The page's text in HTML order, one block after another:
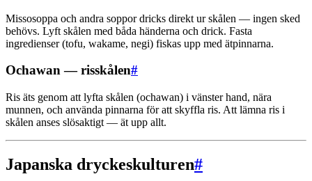
Missosoppa och andra soppor dricks direkt ur skålen — ingen sked
behövs. Lyft skålen med båda händerna och drick. Fasta
ingredienser (tofu, wakame, negi) fiskas upp med ätpinnarna.
Ochawan — risskålen#
Ris äts genom att lyfta skålen (ochawan) i vänster hand, nära
munnen, och använda pinnarna för att skyffla ris. Att lämna ris i
skålen anses slösaktigt — ät upp allt.
Japanska dryckeskulturen#